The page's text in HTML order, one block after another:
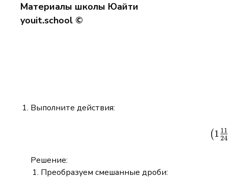
Материалы школы Юайти
youit.school ©
Выполните действия:
(1 24
11
Решение:
Преобразуем смешанные дроби: